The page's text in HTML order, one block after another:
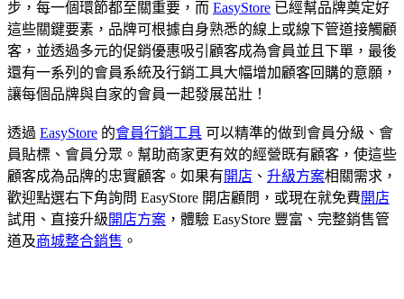
步，每一個環節都至關重要，而 EasyStore 已經幫品牌奠定好
這些關鍵要素，品牌可根據自身熟悉的線上或線下管道接觸顧
客，並透過多元的促銷優惠吸引顧客成為會員並且下單，最後
還有一系列的會員系統及行銷工具大幅增加顧客回購的意願，
讓每個品牌與自家的會員一起發展茁壯！
透過 EasyStore 的會員行銷工具 可以精準的做到會員分級、會
員貼標、會員分眾。幫助商家更有效的經營既有顧客，使這些
顧客成為品牌的忠實顧客。如果有開店 、 升級方案相關需求，
歡迎點選右下角詢問 EasyStore 開店顧問，或現在就免費開店
試用、直接升級開店方案 ，體驗 EasyStore 豐富、完整銷售管
道及商城整合銷售 。